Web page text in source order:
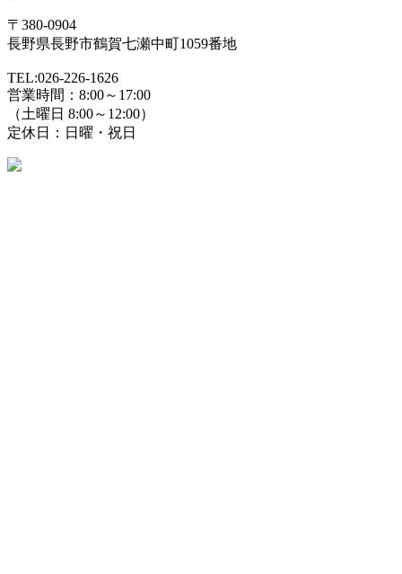
〒380-0904
長野県長野市鶴賀七瀬中町1059番地
TEL:026-226-1626
営業時間：8:00～17:00
（土曜日 8:00～12:00）
定休日：日曜・祝日